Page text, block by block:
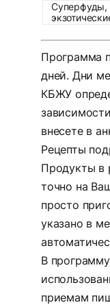
Суперфуды,
Программа
дней. Дни
КБЖУ
внесете в
Рецепты
Продукты в
точно на
просто
указано в
В
приемам